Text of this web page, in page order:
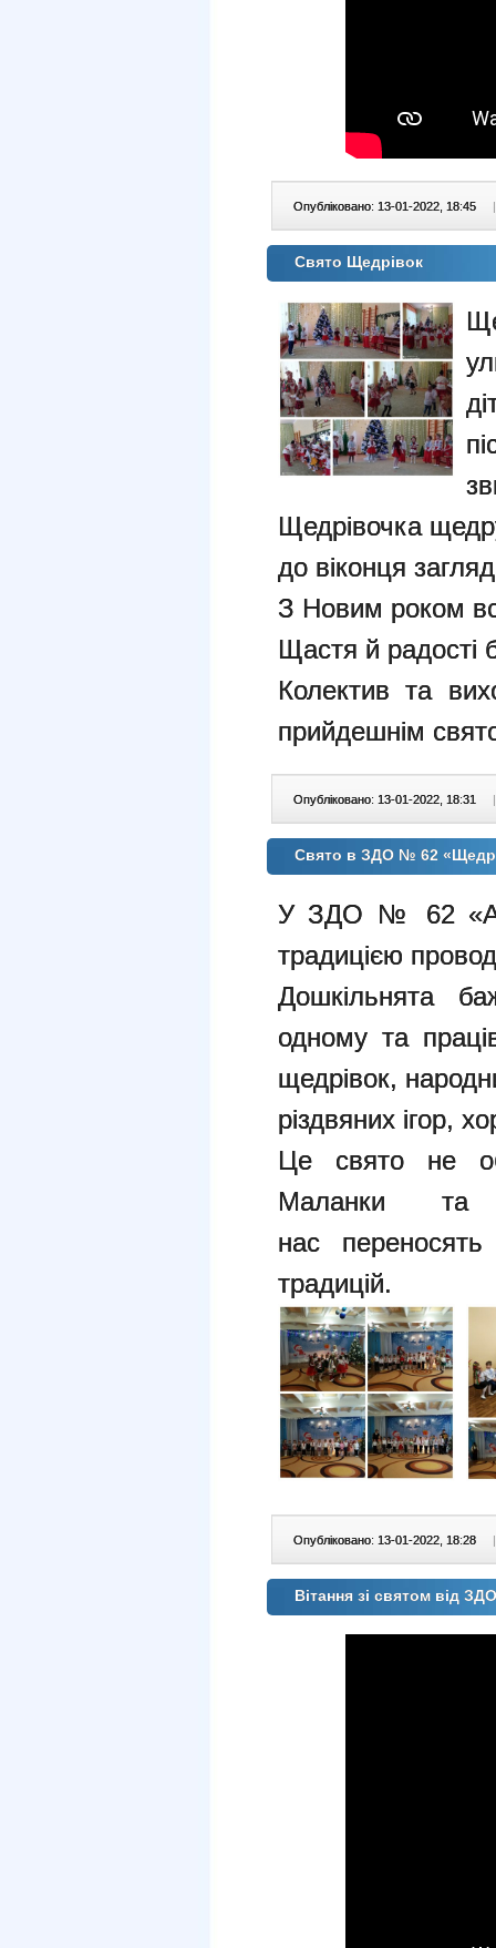
Опубліковано: 13-01-2022, 18:45 |
Свято Щедрівок
Щедрівочка
до віконця
З Новим роком
Щастя й радості
Колектив та
прийдешнім
Опубліковано: 13-01-2022, 18:31 |
Свято в ЗДО № 62
У ЗДО № 62
традицією
Дошкільнята
одному та
щедрівок,
різдвяних ігор,
Це свято не
Маланки та
нас
традицій.
Опубліковано: 13-01-2022, 18:28 |
Вітання зі святом від